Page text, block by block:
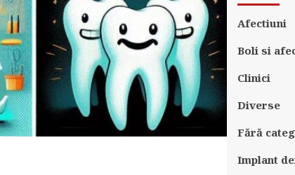
Afectiuni
Boli si
Clinici
Diverse
Fără
Implant